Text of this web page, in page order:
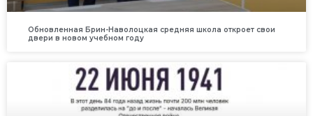
Обновленная Брин-Наволоцкая средняя школа откроет свои
двери в новом учебном году